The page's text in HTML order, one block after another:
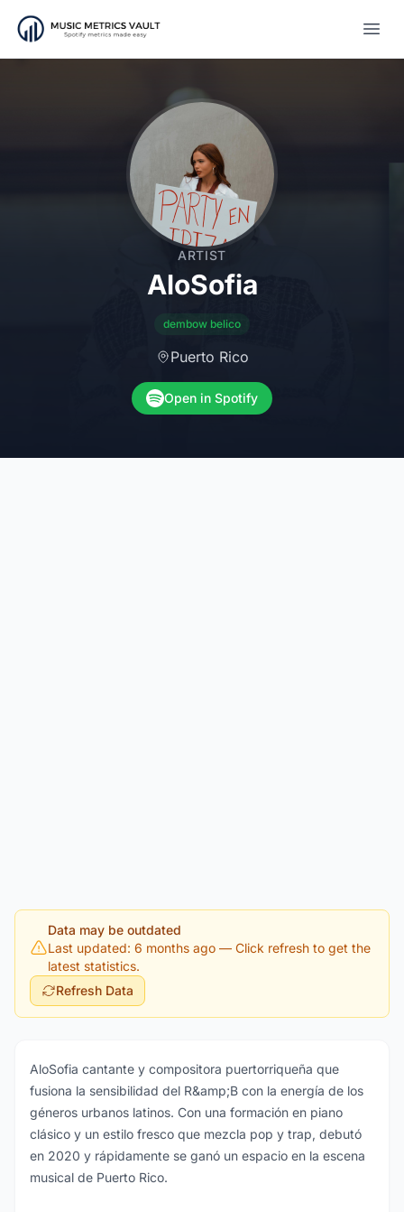
ARTIST
AloSofia
dembow belico
Puerto Rico
Open in Spotify
Data may be outdated
Last updated: 6 months ago — Click refresh to get the
latest statistics.
Refresh Data
AloSofia cantante y compositora puertorriqueña que
fusiona la sensibilidad del R&amp;B con la energía de los
géneros urbanos latinos. Con una formación en piano
clásico y un estilo fresco que mezcla pop y trap, debutó
en 2020 y rápidamente se ganó un espacio en la escena
musical de Puerto Rico.